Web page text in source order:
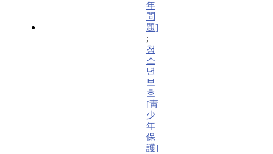
年
問
題]
;
청
소
년
보
호
[靑
少
年
保
護]